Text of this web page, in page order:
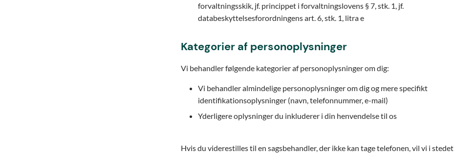
forvaltningsskik, jf. princippet i forvaltningslovens § 7, stk. 1, jf.
databeskyttelsesforordningens art. 6, stk. 1, litra e
Kategorier af personoplysninger
Vi behandler følgende kategorier af personoplysninger om dig:
Vi behandler almindelige personoplysninger om dig og mere specifikt
identifikationsoplysninger (navn, telefonnummer, e-mail)
Yderligere oplysninger du inkluderer i din henvendelse til os
Hvis du viderestilles til en sagsbehandler, der ikke kan tage telefonen, vil vi i